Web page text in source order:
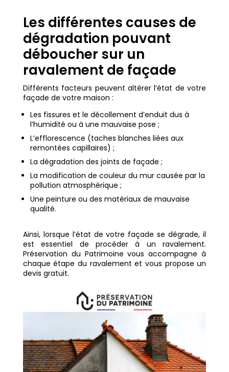
Les différentes causes de
dégradation pouvant
déboucher sur un
ravalement de façade
Différents facteurs peuvent altérer l’état de votre
façade de votre maison :
Les fissures et le décollement d’enduit dus à
l’humidité ou à une mauvaise pose ;
L’efflorescence (taches blanches liées aux
remontées capillaires) ;
La dégradation des joints de façade ;
La modification de couleur du mur causée par la
pollution atmosphérique ;
Une peinture ou des matériaux de mauvaise
qualité.
Ainsi, lorsque l’état de votre façade se dégrade, il
est essentiel de procéder à un ravalement.
Préservation du Patrimoine vous accompagne à
chaque étape du ravalement et vous propose un
devis gratuit.